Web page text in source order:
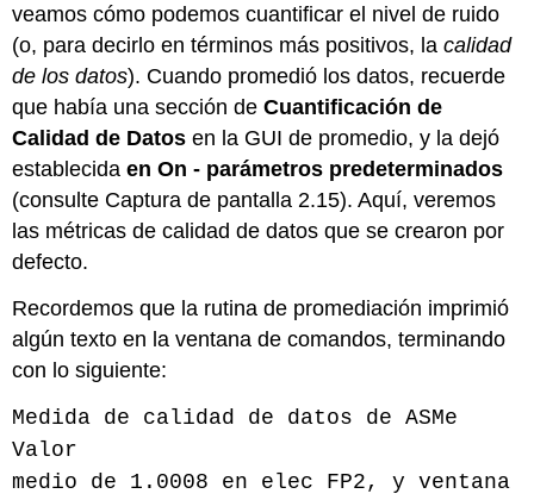
veamos cómo podemos cuantificar el nivel de ruido
(o, para decirlo en términos más positivos, lacalidad
de los datos). Cuando promedió los datos, recuerde
que había una sección deCuantificación de
Calidad de Datos en la GUI de promedio, y la dejó
establecidaen On - parámetros predeterminados
(consulte Captura de pantalla 2.15). Aquí, veremos
las métricas de calidad de datos que se crearon por
defecto.
Recordemos que la rutina de promediación imprimió
algún texto en la ventana de comandos, terminando
con lo siguiente:
Medida de calidad de datos de ASMe
Valor
medio de 1.0008 en elec FP2, y ventana